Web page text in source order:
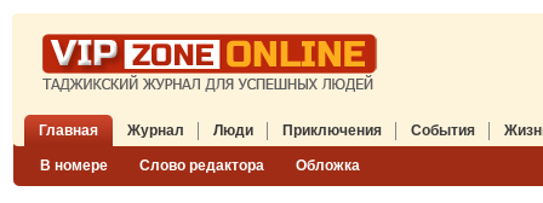
Главная Журнал
В номере Слово редактора Обложка
Люди Приключения События